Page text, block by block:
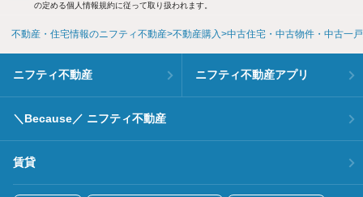
の定める個人情報規約に従って取り扱われます。
不動産・住宅情報のニフティ不動産 不動産購入 中古住宅・中古物件・中古一
ニフティ不動産 ニフティ不動産アプリ
＼Because／ ニフティ不動産
賃貸